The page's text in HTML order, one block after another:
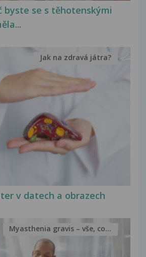
byste se s těhotenskými
v datech a obrazech
Jak na zdravá játra?
Myasthenia gravis – vše, co...